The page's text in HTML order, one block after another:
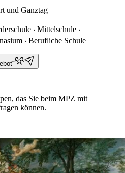
und Ganztag
‧ Mittelschule ‧
‧ Berufliche Schule
das Sie beim MPZ mit
können.